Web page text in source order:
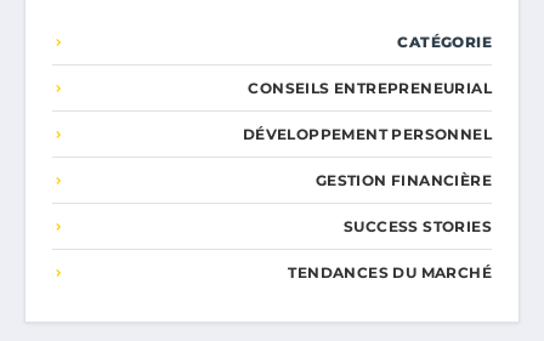
CATÉGORIE
CONSEILS ENTREPRENEURIAL
DÉVELOPPEMENT PERSONNEL
GESTION FINANCIÈRE
SUCCESS STORIES
TENDANCES DU MARCHÉ